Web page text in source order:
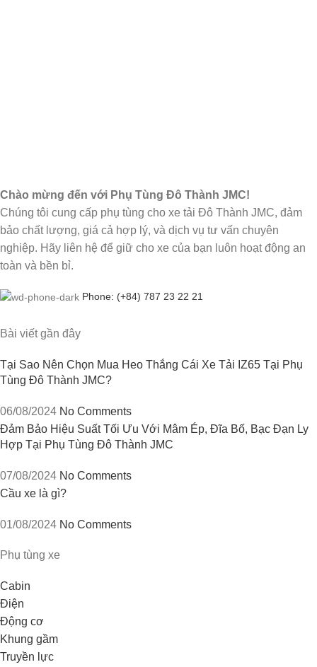
Chào mừng đến với Phụ Tùng Đô Thành JMC!
Chúng tôi cung cấp phụ tùng cho xe tải Đô Thành JMC, đảm
bảo chất lượng, giá cả hợp lý, và dịch vụ tư vấn chuyên
nghiệp. Hãy liên hệ để giữ cho xe của bạn luôn hoạt động an
toàn và bền bỉ.
Phone: (+84) 787 23 22 21
Bài viết gần đây
Tại Sao Nên Chọn Mua Heo Thắng Cái Xe Tải IZ65 Tại Phụ
Tùng Đô Thành JMC?
06/08/2024 No Comments
Đảm Bảo Hiệu Suất Tối Ưu Với Mâm Ép, Đĩa Bố, Bạc Đạn Ly
Hợp Tại Phụ Tùng Đô Thành JMC
07/08/2024 No Comments
Cầu xe là gì?
01/08/2024 No Comments
Phụ tùng xe
Cabin
Điện
Động cơ
Khung gầm
Truyền lực